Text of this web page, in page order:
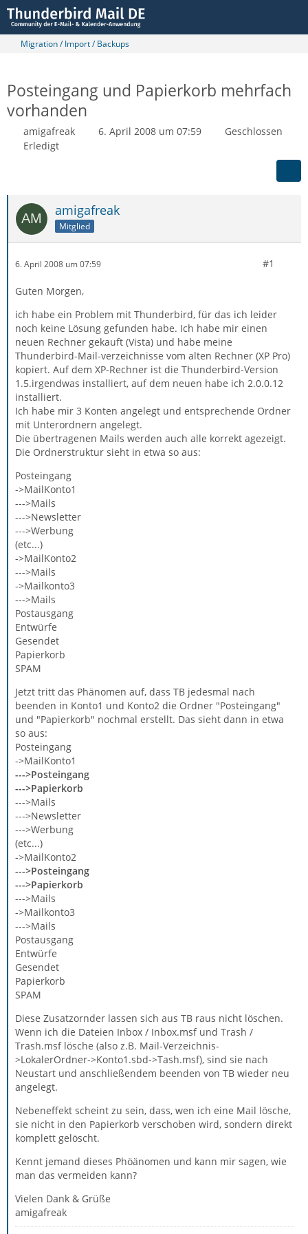
Migration / Import / Backups
Posteingang und Papierkorb mehrfach
vorhanden
amigafreak 6. April 2008 um 07:59
Geschlossen
Erledigt
amigafreak
Mitglied
6. April 2008 um 07:59 #1
Guten Morgen,
ich habe ein Problem mit Thunderbird, für das ich leider
noch keine Lösung gefunden habe. Ich habe mir einen
neuen Rechner gekauft (Vista) und habe meine
Thunderbird-Mail-verzeichnisse vom alten Rechner (XP Pro)
kopiert. Auf dem XP-Rechner ist die Thunderbird-Version
1.5.irgendwas installiert, auf dem neuen habe ich 2.0.0.12
installiert.
Ich habe mir 3 Konten angelegt und entsprechende Ordner
mit Unterordnern angelegt.
Die übertragenen Mails werden auch alle korrekt agezeigt.
Die Ordnerstruktur sieht in etwa so aus:
Posteingang
->MailKonto1
--->Mails
--->Newsletter
--->Werbung
(etc...)
->MailKonto2
--->Mails
->Mailkonto3
--->Mails
Postausgang
Entwürfe
Gesendet
Papierkorb
SPAM
Jetzt tritt das Phänomen auf, dass TB jedesmal nach
beenden in Konto1 und Konto2 die Ordner "Posteingang"
und "Papierkorb" nochmal erstellt. Das sieht dann in etwa
so aus:
Posteingang
->MailKonto1
--->Posteingang
--->Papierkorb
--->Mails
--->Newsletter
--->Werbung
(etc...)
->MailKonto2
--->Posteingang
--->Papierkorb
--->Mails
->Mailkonto3
--->Mails
Postausgang
Entwürfe
Gesendet
Papierkorb
SPAM
Diese Zusatzornder lassen sich aus TB raus nicht löschen.
Wenn ich die Dateien Inbox / Inbox.msf und Trash /
Trash.msf lösche (also z.B. Mail-Verzeichnis-
>LokalerOrdner->Konto1.sbd->Tash.msf), sind sie nach
Neustart und anschließendem beenden von TB wieder neu
angelegt.
Nebeneffekt scheint zu sein, dass, wen ich eine Mail lösche,
sie nicht in den Papierkorb verschoben wird, sondern direkt
komplett gelöscht.
Kennt jemand dieses Phöänomen und kann mir sagen, wie
man das vermeiden kann?
Vielen Dank & Grüße
amigafreak